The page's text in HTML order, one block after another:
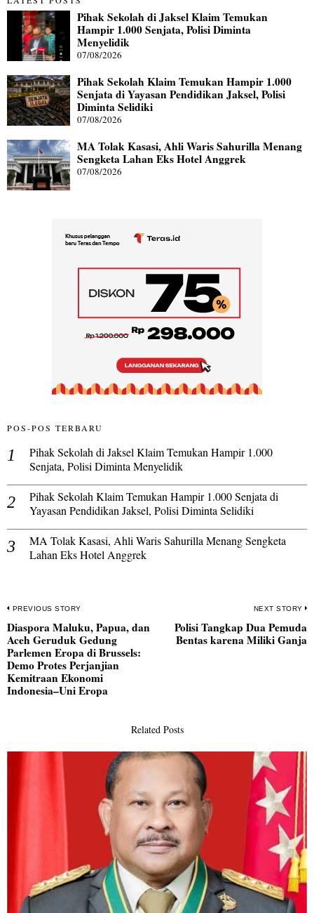
Pihak Sekolah di Jaksel Klaim Temukan
Hampir 1.000 Senjata, Polisi Diminta
Menyelidik
07/08/2026
Pihak Sekolah Klaim Temukan Hampir 1.000
Senjata di Yayasan Pendidikan Jaksel, Polisi
Diminta Selidiki
07/08/2026
MA Tolak Kasasi, Ahli Waris Sahurilla Menang
Sengketa Lahan Eks Hotel Anggrek
07/08/2026
POS-POS TERBARU
Pihak Sekolah di Jaksel Klaim Temukan Hampir 1.000
Senjata, Polisi Diminta Menyelidik
Pihak Sekolah Klaim Temukan Hampir 1.000 Senjata di
Yayasan Pendidikan Jaksel, Polisi Diminta Selidiki
MA Tolak Kasasi, Ahli Waris Sahurilla Menang Sengketa
Lahan Eks Hotel Anggrek
Navigasi
pos
PREVIOUS STORY
Previous
post:
Diaspora Maluku, Papua, dan
Aceh Geruduk Gedung
Parlemen Eropa di Brussels:
Demo Protes Perjanjian
Kemitraan Ekonomi
Indonesia–Uni Eropa
NEXT STORY
Polisi Tangkap Dua Pemuda
Bentas karena Miliki Ganja
Related Posts